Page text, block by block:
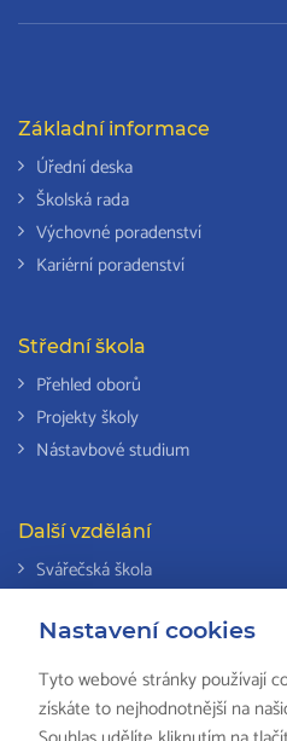
Nastavení cookies
Tyto webové stránky používají
získáte to nejhodnotnější na
Základní informace
Úřední deska
Školská rada
Výchovné poradenství
Kariérní poradenství
Střední škola
Přehled oborů
Projekty školy
Nástavbové studium
Další vzdělání
Svářečská škola
Národní soustava kvalifikací